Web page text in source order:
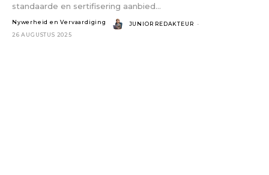
standaarde en sertifisering aanbied...
Nywerheid en Vervaardiging JUNIOR REDAKTEUR -
26 AUGUSTUS 2025